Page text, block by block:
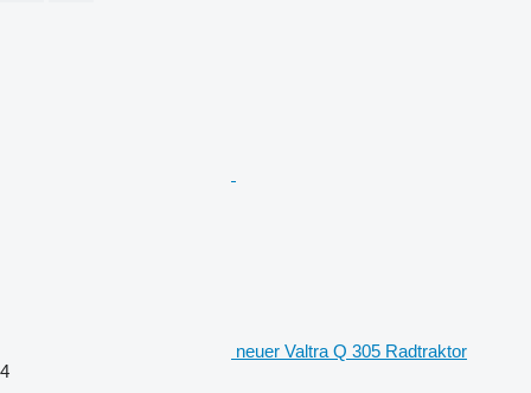
neuer Valtra Q 305 Radtraktor
4